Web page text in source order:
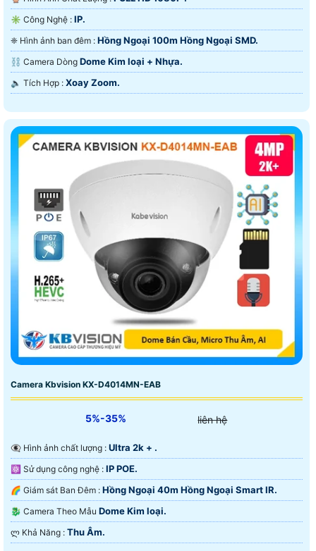
✳️ Công Nghệ : IP.
❈ Hình ảnh ban đêm : Hồng Ngoại 100m Hồng Ngoại SMD.
⛓ Camera Dòng Dome Kim loại + Nhựa.
️🔈 Tích Hợp : Xoay Zoom.
Camera Kbvision KX-D4014MN-EAB
5%-35% liên hệ
👁️‍🗨 Hình ảnh chất lượng : Ultra 2k + .
⚛️ Sử dụng công nghệ : IP POE.
🌈 Giám sát Ban Đêm : Hồng Ngoại 40m Hồng Ngoại Smart IR.
🐉️ Camera Theo Mẫu Dome Kim loại.
️ლ Khả Năng : Thu Âm.